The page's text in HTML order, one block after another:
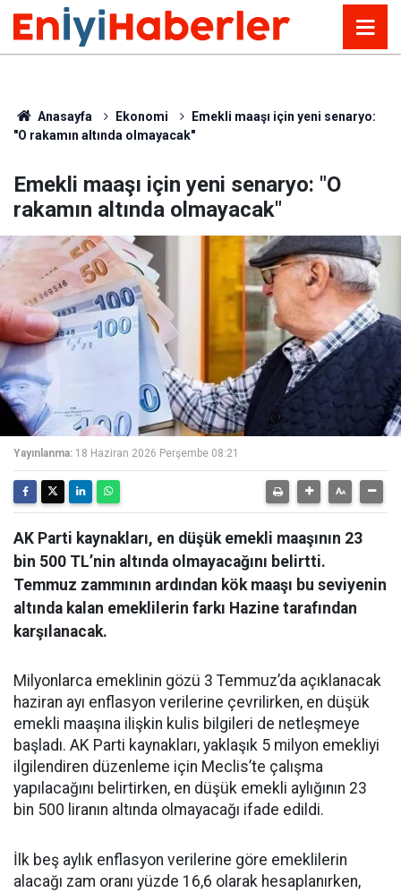
Anasayfa Ekonomi
Emekli maaşı için yeni senaryo:
"O rakamın altında olmayacak"
Emekli maaşı için yeni senaryo: "O
rakamın altında olmayacak"
Yayınlanma: 18 Haziran 2026 Perşembe 08:21
AK Parti kaynakları, en düşük emekli maaşının 23
bin 500 TL’nin altında olmayacağını belirtti.
Temmuz zammının ardından kök maaşı bu seviyenin
altında kalan emeklilerin farkı Hazine tarafından
karşılanacak.
Milyonlarca emeklinin gözü 3 Temmuz’da açıklanacak
haziran ayı enflasyon verilerine çevrilirken, en düşük
emekli maaşına ilişkin kulis bilgileri de netleşmeye
başladı. AK Parti kaynakları, yaklaşık 5 milyon emekliyi
ilgilendiren düzenleme için Meclis’te çalışma
yapılacağını belirtirken, en düşük emekli aylığının 23
bin 500 liranın altında olmayacağı ifade edildi.
İlk beş aylık enflasyon verilerine göre emeklilerin
alacağı zam oranı yüzde 16,6 olarak hesaplanırken,